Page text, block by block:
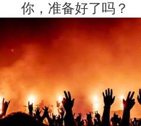
你，准备好了吗？